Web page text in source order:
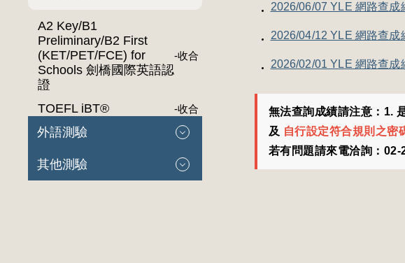
A2 Key/B1
Preliminary/B2 First
(KET/PET/FCE) for
Schools 劍橋國際英語認
證
-收合
TOEFL iBT® -收合
外語測驗
其他測驗
2026/06/07 YLE 網路查成
2026/04/12 YLE 網路查成
2026/02/01 YLE 網路查成
無法查詢成績請注意：1.
及 自行設定符合規則之密
若有問題請來電洽詢：02-